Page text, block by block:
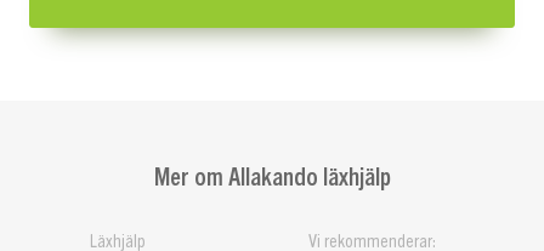
Mer om Allakando läxhjälp
Läxhjälp
Vi rekommenderar: